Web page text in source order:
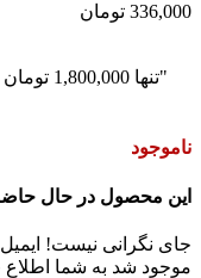
336,000 تومان
"تنها 1,800,000 تومان
ناموجود
این محصول در حال
جای نگرانی نیست! ایمیل
موجود شد به شما اطلاع